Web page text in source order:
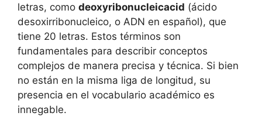
letras, como deoxyribonucleicacid (ácido
desoxirribonucleico, o ADN en español), que
tiene 20 letras. Estos términos son
fundamentales para describir conceptos
complejos de manera precisa y técnica. Si bien
no están en la misma liga de longitud, su
presencia en el vocabulario académico es
innegable.